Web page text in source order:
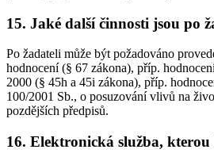
15. Jaké další činnosti jsou po
Po žadateli může být požadováno
hodnocení (§ 67 zákona), příp.
2000 (§ 45h a 45i zákona), příp.
100/2001 Sb., o posuzování vlivů na
pozdějších předpisů.
16. Elektronická služba, kterou